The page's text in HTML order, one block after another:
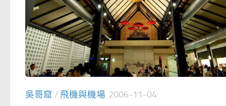
吳哥窟 / 飛機與機場 2006-11-04